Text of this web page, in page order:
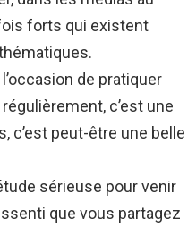
forts qui existent
de pratiquer
c’est une
c’est peut-être une belle
sérieuse pour venir
que vous partagez